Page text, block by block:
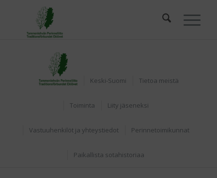
Keski-Suomi Tietoa meistä
Toiminta Liity jäseneksi
Vastuuhenkilöt ja yhteystiedot Perinnetoimikunnat
Paikallista sotahistoriaa